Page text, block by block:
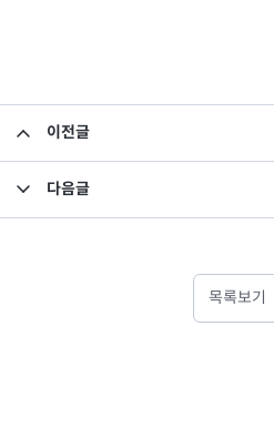
이전글
다음글
목록보기